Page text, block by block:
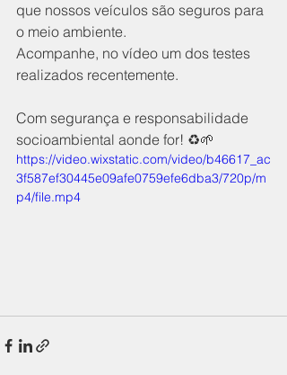
que nossos veículos são seguros para
o meio ambiente.
Acompanhe, no vídeo um dos testes
realizados recentemente.
Com segurança e responsabilidade
socioambiental aonde for! ♻️🌱
https://video.wixstatic.com/video/b46617_ac
3f587ef30445e09afe0759efe6dba3/720p/m
p4/file.mp4